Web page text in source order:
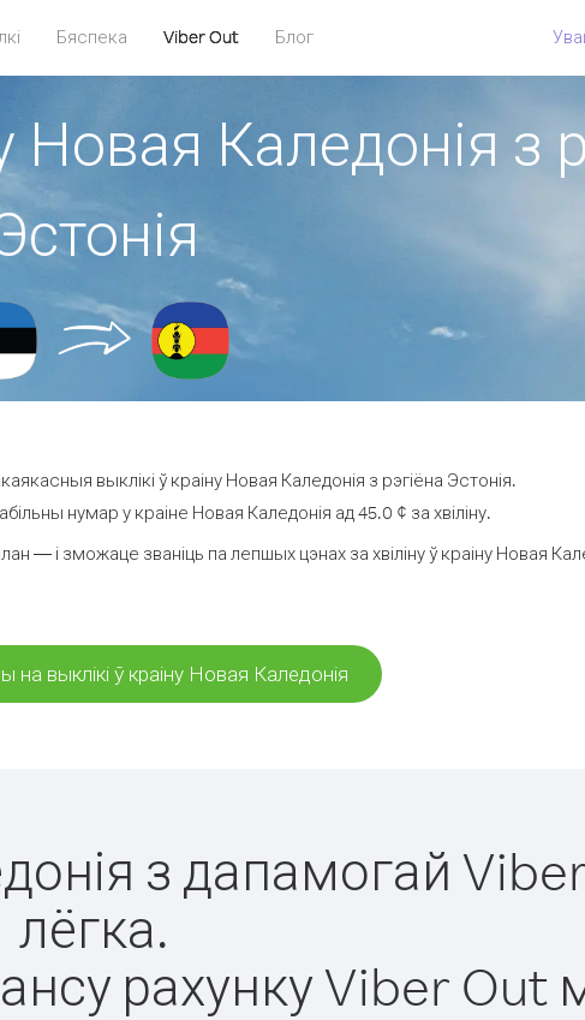
Бяспека Viber Out Блог
Новая Каледонія з
выклікі ў краіну Новая Каледонія з рэгіёна Эстонія.
нумар у краіне Новая Каледонія ад 45.0 ¢ за хвіліну.
— і зможаце званіць па лепшых цэнах за хвіліну ў краіну Новая
на выклікі ў краіну Новая Каледонія
з дапамогай
лёгка.
рахунку Viber Out